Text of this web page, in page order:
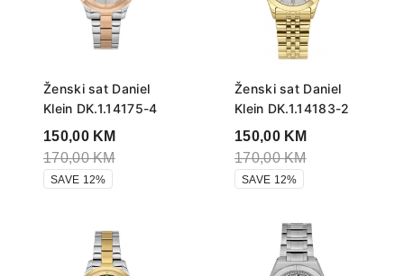
Ženski sat Daniel
Klein DK.1.14175-4
150,00 KM
170,00KM
SAVE 12%
Ženski sat Daniel
Klein DK.1.14183-2
150,00 KM
170,00KM
SAVE 12%